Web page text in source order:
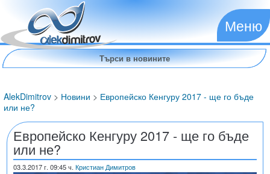
Меню
AlekDimitrov > Новини > Европейско Кенгуру 2017 - ще го бъде
или не?
Европейско Кенгуру 2017 - ще го бъде
или не?
03.3.2017г. 09:45 ч. Кристиан Димитров